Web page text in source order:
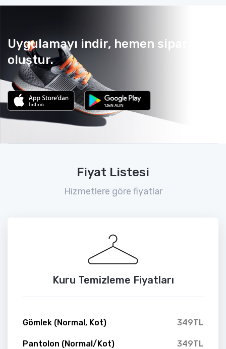
Uygulamayı indir, hemen sipariş
oluştur.
Fiyat Listesi
Hizmetlere göre fiyatlar
Kuru Temizleme Fiyatları
Gömlek (Normal, Kot) 349TL
Pantolon (Normal/Kot) 349TL